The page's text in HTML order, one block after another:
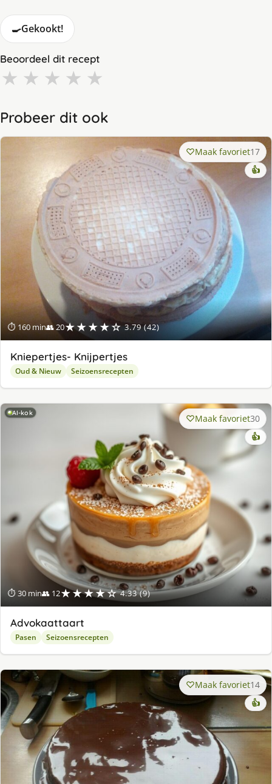
🍳Gekookt!
Beoordeel dit recept
★ ★ ★ ★ ★
Probeer dit ook
⏱ 160 min👥 20★★★★☆ 3.79 (42)
Maak favoriet17
👍
Kniepertjes- Knijpertjes
Oud & Nieuw Seizoensrecepten
AI-kok
⏱ 30 min👥 12★★★★☆ 4.33 (9)
Maak favoriet30
👍
Advokaattaart
Pasen Seizoensrecepten
Maak favoriet14
👍